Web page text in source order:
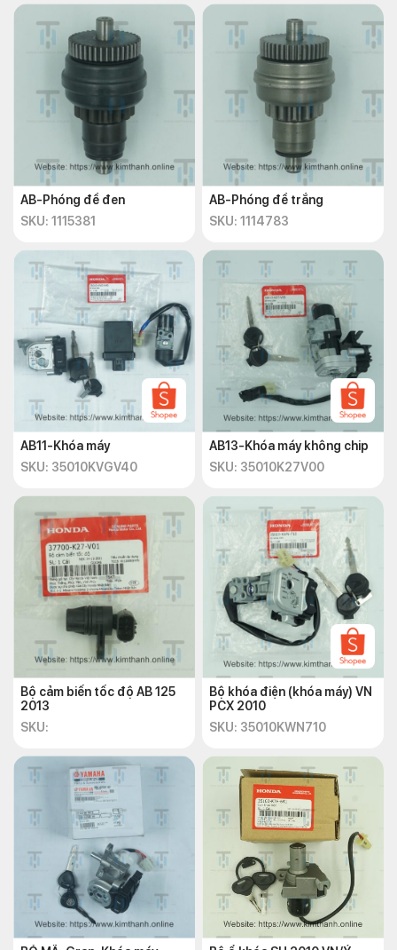
AB-Phóng đề đen
SKU: 1115381
AB-Phóng đề trắng
SKU: 1114783
AB11-Khóa máy
SKU: 35010KVGV40
AB13-Khóa máy không chip
SKU: 35010K27V00
Bộ cảm biến tốc độ AB 125
2013
SKU:
Bộ khóa điện (khóa máy) VN
PCX 2010
SKU: 35010KWN710